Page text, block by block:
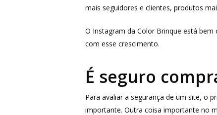
mais seguidores e clientes, produtos
O Instagram da Color Brinque está
com esse crescimento.
É seguro
Para avaliar a segurança de um site, o
importante. Outra coisa importante no